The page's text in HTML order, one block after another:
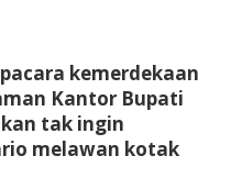
kemerdekaan
Kantor Bupati
tak ingin
melawan kotak